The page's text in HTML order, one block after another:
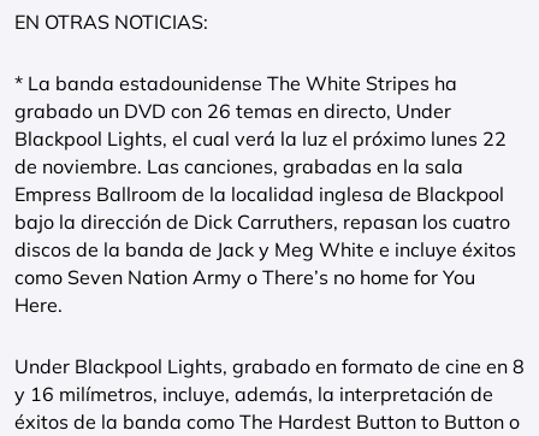
EN OTRAS NOTICIAS:
* La banda estadounidense The White Stripes ha
grabado un DVD con 26 temas en directo, Under
Blackpool Lights, el cual verá la luz el próximo lunes 22
de noviembre. Las canciones, grabadas en la sala
Empress Ballroom de la localidad inglesa de Blackpool
bajo la dirección de Dick Carruthers, repasan los cuatro
discos de la banda de Jack y Meg White e incluye éxitos
como Seven Nation Army o There’s no home for You
Here.
Under Blackpool Lights, grabado en formato de cine en 8
y 16 milímetros, incluye, además, la interpretación de
éxitos de la banda como The Hardest Button to Button o